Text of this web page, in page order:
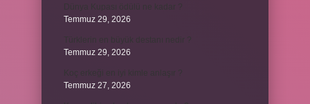
Temmuz 29, 2026
Temmuz 29, 2026
Temmuz 27, 2026